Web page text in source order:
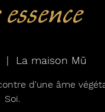
|
La maison Mū
d'une âme
Soi.